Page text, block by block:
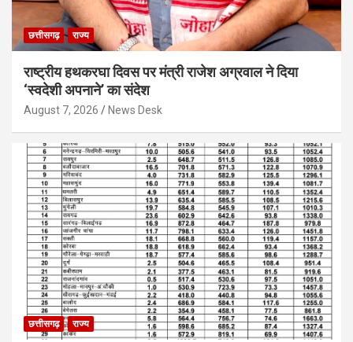
छत्तीसगढ़ राज्य
राष्ट्रीय हथकरघा दिवस पर मंत्री राजेश अग्रवाल ने दिया
‘स्वदेशी अपनाने’ का संदेश
August 7, 2026 News Desk
छत्तीसगढ़ राज्य